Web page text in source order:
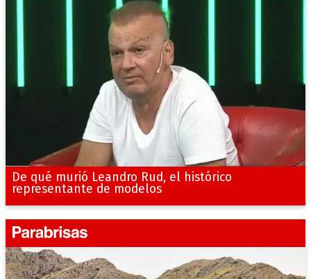
De qué murió Leandro Rud, el histórico
representante de modelos